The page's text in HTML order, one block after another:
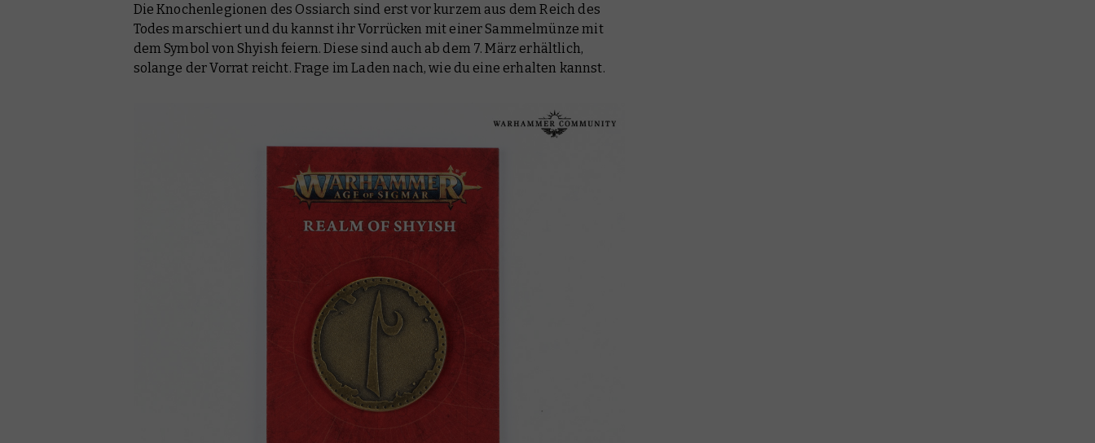
Die Knochenlegionen des Ossiarch sind erst vor kurzem aus dem Reich des
Todes marschiert und du kannst ihr Vorrücken mit einer Sammelmünze mit
dem Symbol von Shyish feiern. Diese sind auch ab dem 7. März erhältlich,
solange der Vorrat reicht. Frage im Laden nach, wie du eine erhalten kannst.